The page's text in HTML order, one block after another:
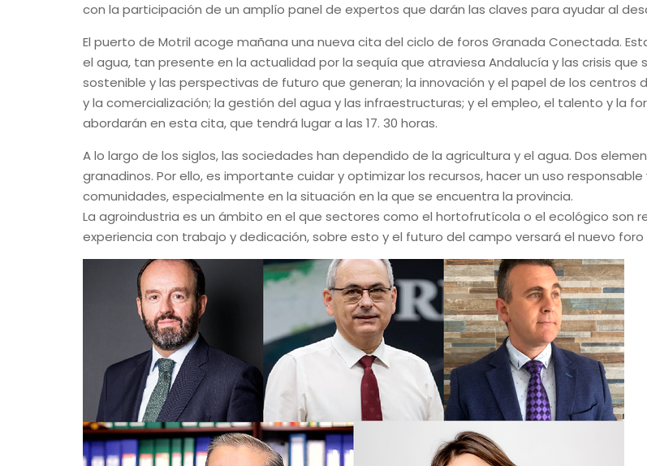
con la participación de un amplío panel de expertos que darán las claves para ayudar al
El puerto de Motril acoge mañana una nueva cita del ciclo de foros Granada Conectada.
el agua, tan presente en la actualidad por la sequía que atraviesa Andalucía y las crisis
sostenible y las perspectivas de futuro que generan; la innovación y el papel de los centros
y la comercialización; la gestión del agua y las infraestructuras; y el empleo, el talento y la
abordarán en esta cita, que tendrá lugar a las 17. 30 horas.
A lo largo de los siglos, las sociedades han dependido de la agricultura y el agua. Dos
granadinos. Por ello, es importante cuidar y optimizar los recursos, hacer un uso
comunidades, especialmente en la situación en la que se encuentra la provincia.
La agroindustria es un ámbito en el que sectores como el hortofrutícola o el ecológico son
experiencia con trabajo y dedicación, sobre esto y el futuro del campo versará el nuevo